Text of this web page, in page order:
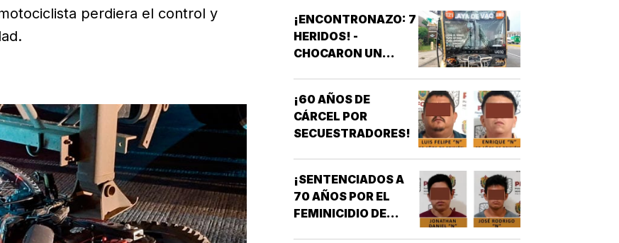
perdiera el control y
¡ENCONTRONAZO: 7
HERIDOS! -
CHOCARON UN
LOS AZULES EN LA
TAMPIQUERA
¡60 AÑOS DE
CÁRCEL POR
SECUESTRADORES!
¡SENTENCIADOS A
70 AÑOS POR EL
FEMINICIDIO DE